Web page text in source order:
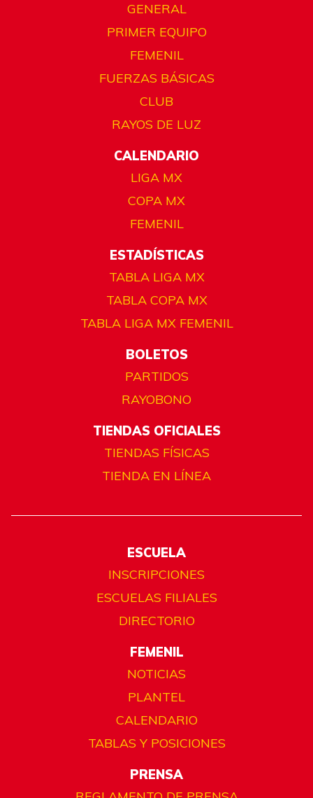
GENERAL
PRIMER EQUIPO
FEMENIL
FUERZAS BÁSICAS
CLUB
RAYOS DE LUZ
CALENDARIO
LIGA MX
COPA MX
FEMENIL
ESTADÍSTICAS
TABLA LIGA MX
TABLA COPA MX
TABLA LIGA MX FEMENIL
BOLETOS
PARTIDOS
RAYOBONO
TIENDAS OFICIALES
TIENDAS FÍSICAS
TIENDA EN LÍNEA
ESCUELA
INSCRIPCIONES
ESCUELAS FILIALES
DIRECTORIO
FEMENIL
NOTICIAS
PLANTEL
CALENDARIO
TABLAS Y POSICIONES
PRENSA